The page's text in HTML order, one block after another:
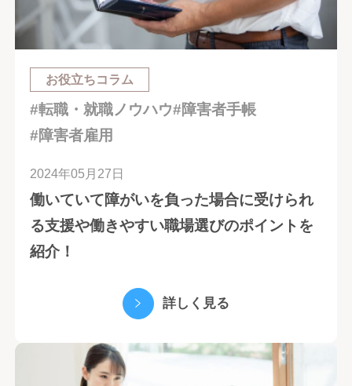
お役立ちコラム
#転職・就職ノウハウ#障害者手帳
#障害者雇用
2024年05月27日
働いていて障がいを負った場合に受けられ
る支援や働きやすい職場選びのポイントを
紹介！
詳しく見る